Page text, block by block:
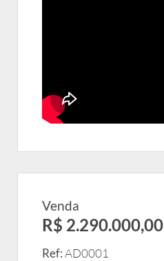
Venda
R$ 2.290.000,00
Ref:AD0001